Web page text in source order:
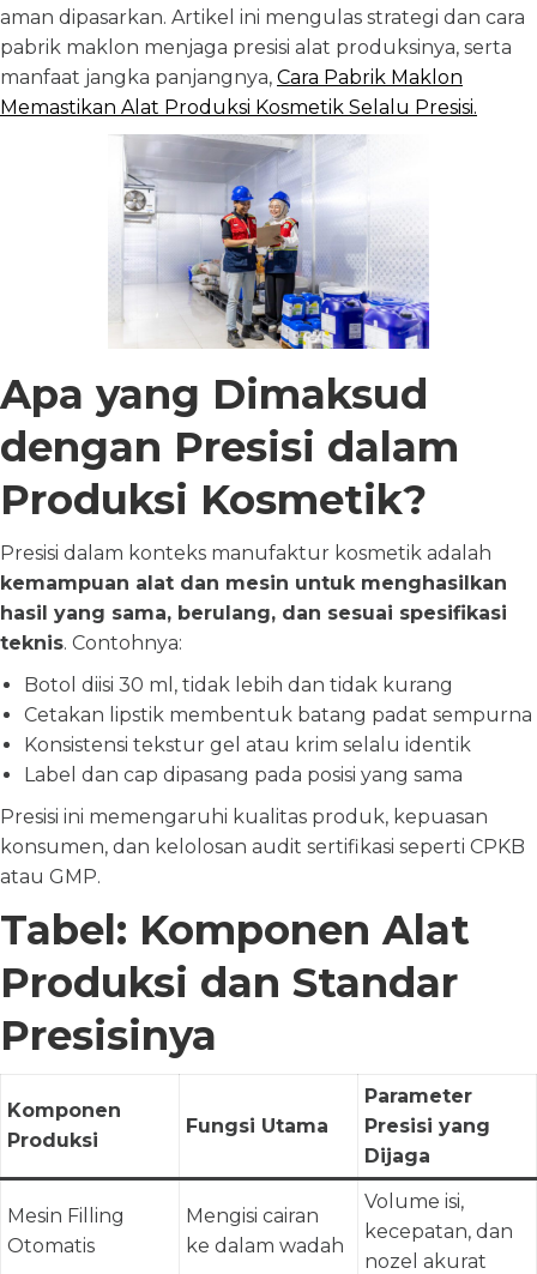
aman dipasarkan. Artikel ini mengulas strategi dan cara
pabrik maklon menjaga presisi alat produksinya, serta
manfaat jangka panjangnya, Cara Pabrik Maklon
Memastikan Alat Produksi Kosmetik Selalu Presisi.
Apa yang Dimaksud
dengan Presisi dalam
Produksi Kosmetik?
Presisi dalam konteks manufaktur kosmetik adalah
kemampuan alat dan mesin untuk menghasilkan
hasil yang sama, berulang, dan sesuai spesifikasi
teknis. Contohnya:
Botol diisi 30 ml, tidak lebih dan tidak kurang
Cetakan lipstik membentuk batang padat sempurna
Konsistensi tekstur gel atau krim selalu identik
Label dan cap dipasang pada posisi yang sama
Presisi ini memengaruhi kualitas produk, kepuasan
konsumen, dan kelolosan audit sertifikasi seperti CPKB
atau GMP.
Tabel: Komponen Alat
Produksi dan Standar
Presisinya
Komponen
Produksi
Fungsi Utama
Parameter
Presisi yang
Dijaga
Mesin Filling
Otomatis
Mengisi cairan
ke dalam wadah
Volume isi,
kecepatan, dan
nozel akurat